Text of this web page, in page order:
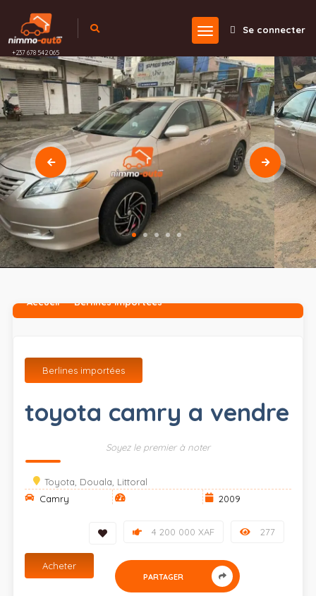
+237 678 542 065
Se connecter
Accueil Berlines importées
Berlines importées
toyota camry a vendre
Soyez le premier à noter
Toyota, Douala, Littoral
Camry
2009
277
4 200 000 XAF
Acheter
PARTAGER